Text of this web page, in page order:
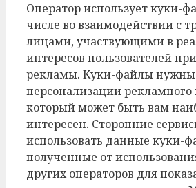
Оператор использует куки-
числе во взаимодействии с
лицами, участвующими в
интересов пользователей
рекламы. Куки-файлы
персонализации рекламного
который может быть вам
интересен. Сторонние
использовать данные куки-
полученные от
других операторов для